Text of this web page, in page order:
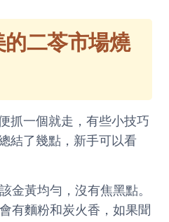
二苓市場燒
抓一個就走，有些小技巧
結了幾點，新手可以看
金黃均勻，沒有焦黑點。
有麵粉和炭火香，如果聞